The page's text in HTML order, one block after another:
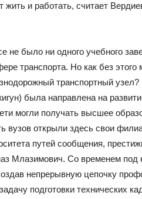
жить и работать, считает
не было ни одного учебного
транспорта. Но как без этого
транспортный узел?
была направлена на
могли получать высшее
вузов открыли здесь свои
путей сообщения,
Млазимович. Со временем
непрерывную цепочку
подготовки технических